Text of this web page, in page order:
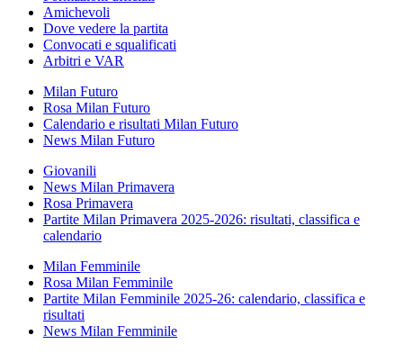
Amichevoli
Dove vedere la partita
Convocati e squalificati
Arbitri e VAR
Milan Futuro
Rosa Milan Futuro
Calendario e risultati Milan Futuro
News Milan Futuro
Giovanili
News Milan Primavera
Rosa Primavera
Partite Milan Primavera 2025-2026: risultati, classifica e
calendario
Milan Femminile
Rosa Milan Femminile
Partite Milan Femminile 2025-26: calendario, classifica e
risultati
News Milan Femminile